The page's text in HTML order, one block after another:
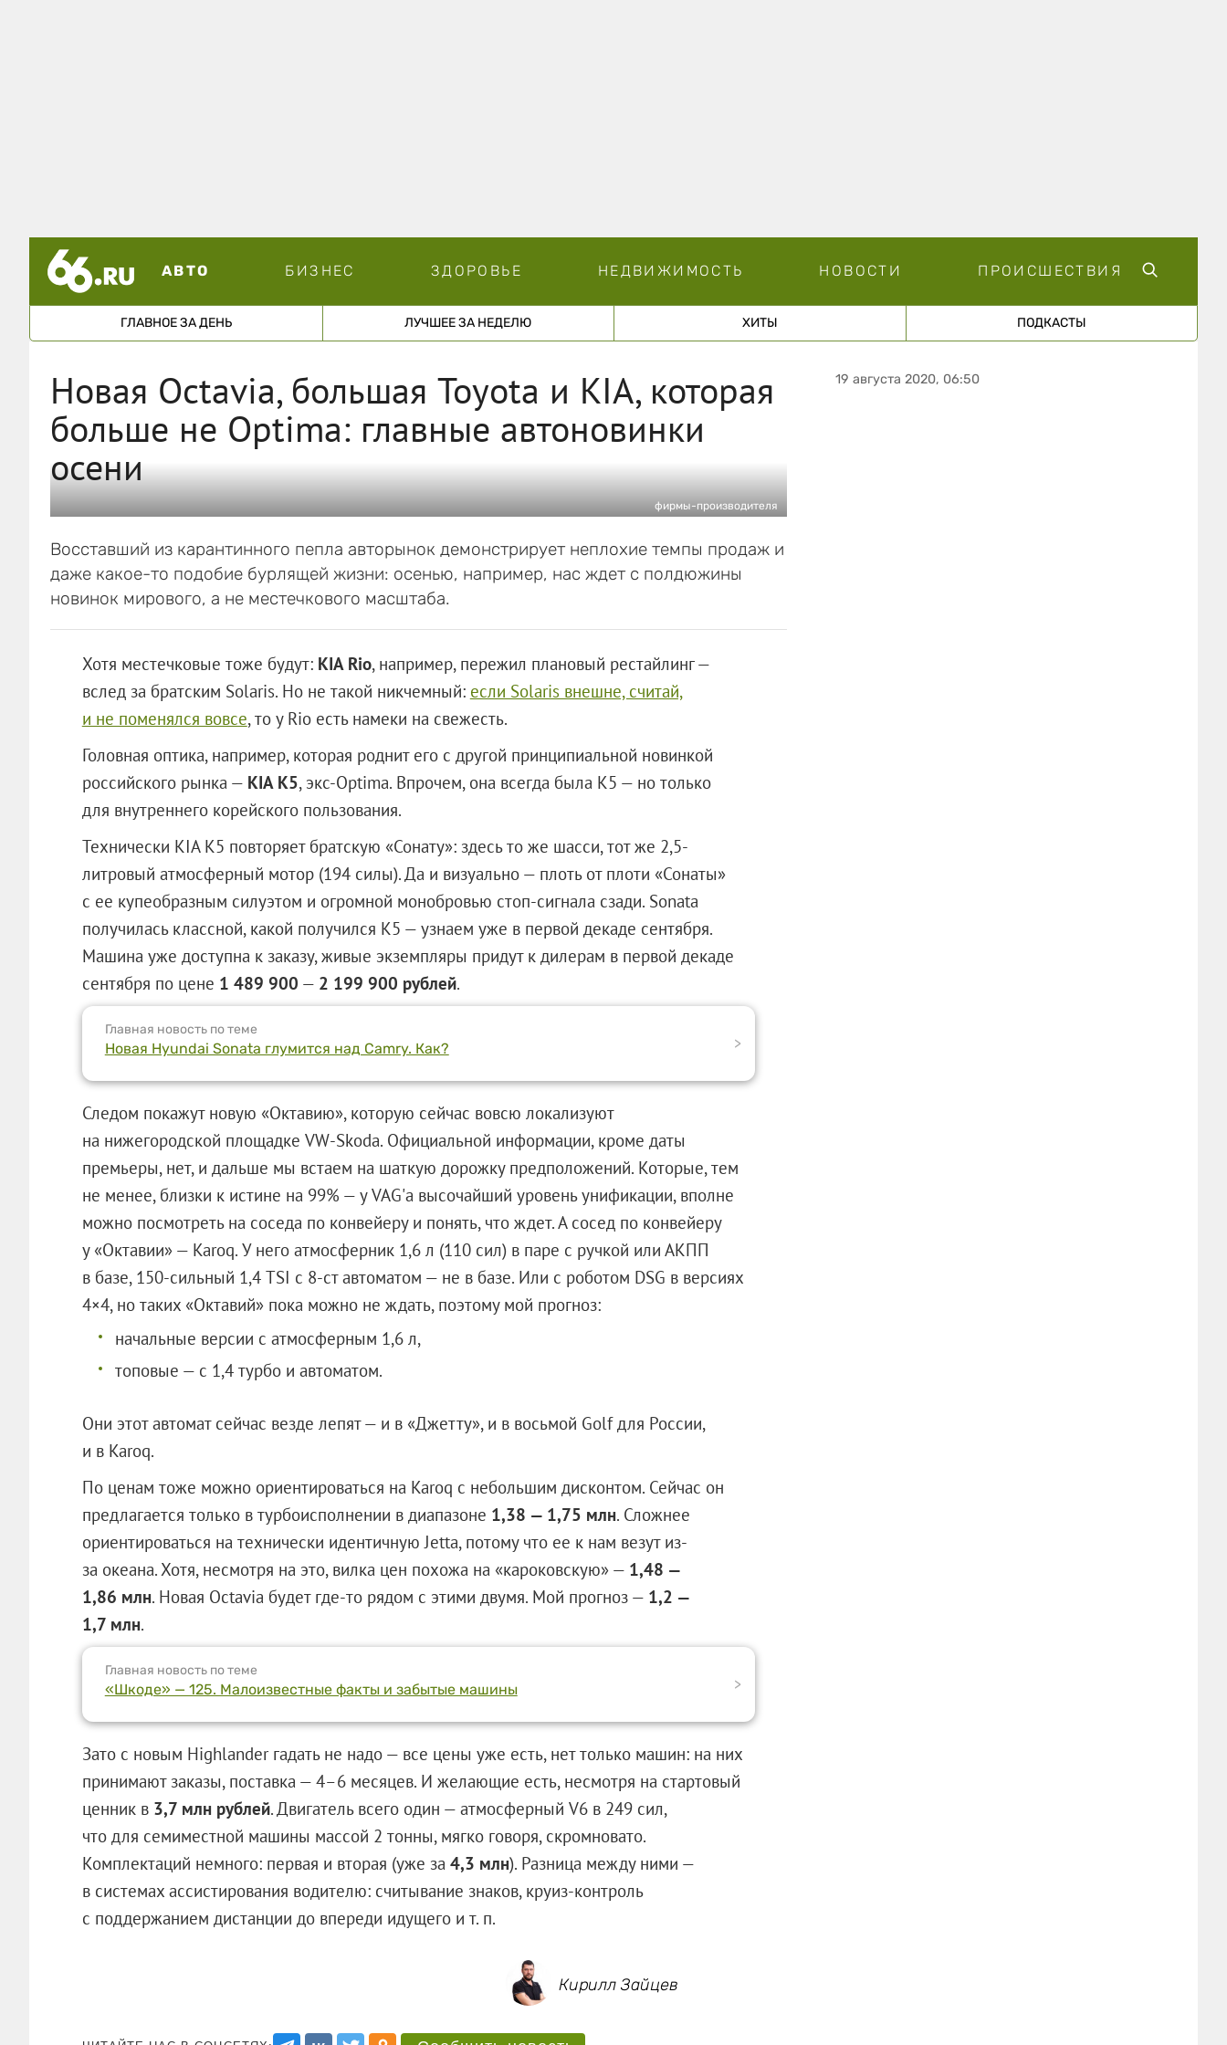
АВТО БИЗНЕС ЗДОРОВЬЕ НЕДВИЖИМОСТЬ НОВОСТИ ПРОИСШЕСТВИЯ
ГЛАВНОЕ ЗА ДЕНЬ ЛУЧШЕЕ ЗА НЕДЕЛЮ ХИТЫ ПОДКАСТЫ
Новая Octavia, большая Toyota и KIA, которая
больше не Optima: главные автоновинки
осени
фирмы-производителя
Восставший из карантинного пепла авторынок демонстрирует неплохие темпы продаж и
даже какое-то подобие бурлящей жизни: осенью, например, нас ждет с полдюжины
новинок мирового, а не местечкового масштаба.
Хотя местечковые тоже будут: KIA Rio, например, пережил плановый рестайлинг —
вслед за братским Solaris. Но не такой никчемный: если Solaris внешне, считай,
и не поменялся вовсе, то у Rio есть намеки на свежесть.
Головная оптика, например, которая роднит его с другой принципиальной новинкой
российского рынка — KIA K5, экс-Optima. Впрочем, она всегда была К5 — но только
для внутреннего корейского пользования.
Технически KIA K5 повторяет братскую «Сонату»: здесь то же шасси, тот же 2,5-
литровый атмосферный мотор (194 силы). Да и визуально — плоть от плоти «Сонаты»
с ее купеобразным силуэтом и огромной монобровью стоп-сигнала сзади. Sonata
получилась классной, какой получился K5 — узнаем уже в первой декаде сентября.
Машина уже доступна к заказу, живые экземпляры придут к дилерам в первой декаде
сентября по цене 1 489 900 — 2 199 900 рублей.
Главная новость по теме
Новая Hyundai Sonata глумится над Camry. Как? >
Следом покажут новую «Октавию», которую сейчас вовсю локализуют
на нижегородской площадке VW-Skoda. Официальной информации, кроме даты
премьеры, нет, и дальше мы встаем на шаткую дорожку предположений. Которые, тем
не менее, близки к истине на 99% — у VAG'а высочайший уровень унификации, вполне
можно посмотреть на соседа по конвейеру и понять, что ждет. А сосед по конвейеру
у «Октавии» — Karoq. У него атмосферник 1,6 л (110 сил) в паре с ручкой или АКПП
в базе, 150-сильный 1,4 TSI с 8-ст автоматом — не в базе. Или с роботом DSG в версиях
4×4, но таких «Октавий» пока можно не ждать, поэтому мой прогноз:
начальные версии с атмосферным 1,6 л,
топовые — с 1,4 турбо и автоматом.
Они этот автомат сейчас везде лепят — и в «Джетту», и в восьмой Golf для России,
и в Karoq.
По ценам тоже можно ориентироваться на Karoq с небольшим дисконтом. Сейчас он
предлагается только в турбоисполнении в диапазоне 1,38 — 1,75 млн. Сложнее
ориентироваться на технически идентичную Jetta, потому что ее к нам везут из-
за океана. Хотя, несмотря на это, вилка цен похожа на «кароковскую» — 1,48 —
1,86 млн. Новая Octavia будет где-то рядом с этими двумя. Мой прогноз — 1,2 —
1,7 млн.
Главная новость по теме
«Шкоде» — 125. Малоизвестные факты и забытые машины >
Зато с новым Highlander гадать не надо — все цены уже есть, нет только машин: на них
принимают заказы, поставка — 4–6 месяцев. И желающие есть, несмотря на стартовый
ценник в 3,7 млн рублей. Двигатель всего один — атмосферный V6 в 249 сил,
что для семиместной машины массой 2 тонны, мягко говоря, скромновато.
Комплектаций немного: первая и вторая (уже за 4,3 млн). Разница между ними —
в системах ассистирования водителю: считывание знаков, круиз-контроль
с поддержанием дистанции до впереди идущего и т. п.
Кирилл Зайцев
19 августа 2020, 06:50